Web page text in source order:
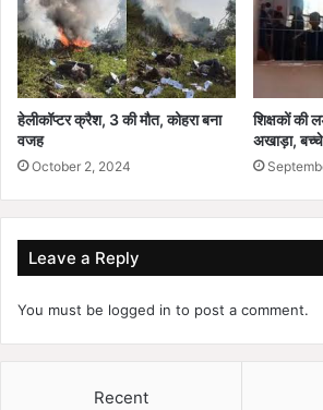
हेलीकॉप्टर क्रैश, 3 की मौत, कोहरा बना
वजह
October 2, 2024
शिक्षकों की
अखाड़ा,
Leave a Reply
You must be logged in to post a comment.
Recent